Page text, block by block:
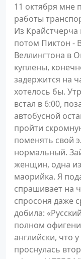
11 октября мне
работы
Из Крайстчерча
потом Пиктон -
Веллингтона в
куплены,
задержится на
хотелось бы.
встал в 6:00,
автобусной
пройти
поменять свой
нормальный.
женщин, одна
маорийка. Я
спрашивает на
спросоня даже
добила:
полном
английски, что
проснулась